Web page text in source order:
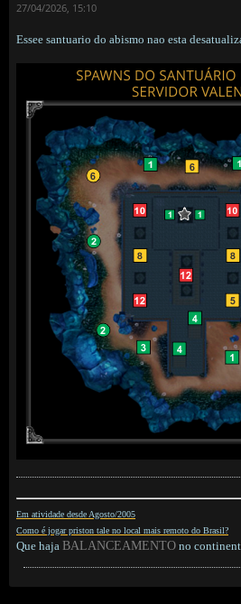
27/04/2026, 15:10
Essee santuario do abismo nao esta
Em atividade desde Agosto/2005
Como é jogar priston tale no local mais remoto do Brasil?
Que haja BALANCEAMENTO no